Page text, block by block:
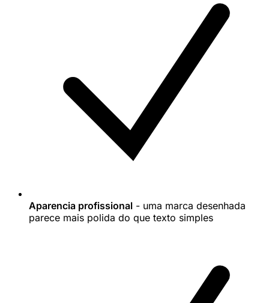
Aparencia profissional - uma marca desenhada
parece mais polida do que texto simples